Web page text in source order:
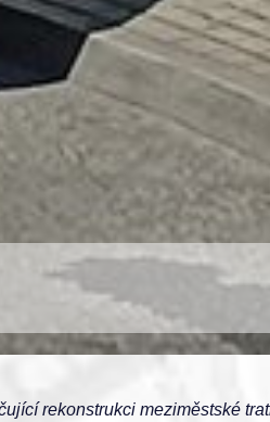
rekonstrukci meziměstské